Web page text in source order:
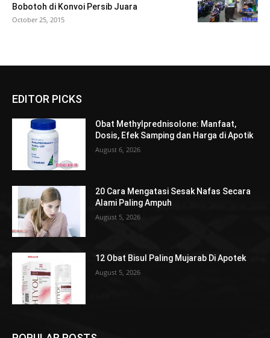
Bobotoh di Konvoi Persib Juara
October 25, 2015
EDITOR PICKS
Obat Methylprednisolone: Manfaat,
Dosis, Efek Samping dan Harga di Apotik
August 6, 2026
20 Cara Mengatasi Sesak Nafas Secara
Alami Paling Ampuh
August 5, 2026
12 Obat Bisul Paling Mujarab Di Apotek
August 5, 2026